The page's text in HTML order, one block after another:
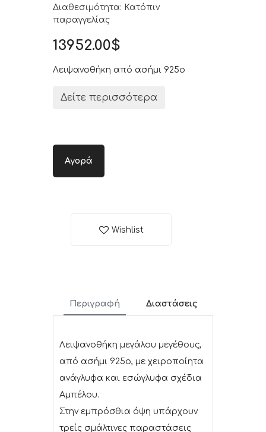
Διαθεσιμότητα: Κατόπιν
παραγγελίας
13952.00$
Λειψανοθήκη από ασήμι 925ο
Δείτε περισσότερα
Αγορά
Wishlist
Περιγραφή Διαστάσεις
Λειψανοθήκη μεγάλου μεγέθους,
από ασήμι 925ο, με χειροποίητα
ανάγλυφα και εσώγλυφα σχέδια
Αμπέλου.
Στην εμπρόσθια όψη υπάρχουν
τρείς σμάλτινες παραστάσεις